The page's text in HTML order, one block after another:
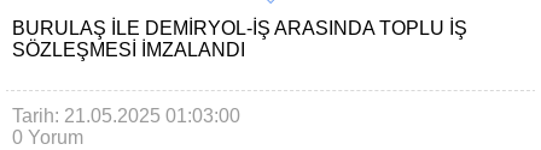
BURULAŞ ILE DEMIRYOL-İŞ ARASINDA TOPLU IŞ
SÖZLEŞMESI IMZALANDI
Tarih: 21.05.2025 01:03:00
0 Yorum